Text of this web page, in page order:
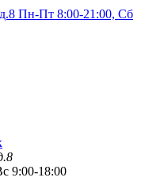
Пн-Пт 8:00-21:00, Сб
9:00-18:00